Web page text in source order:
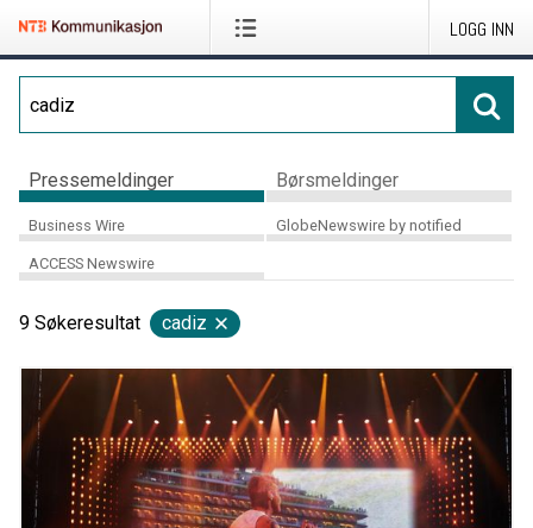
LOGG INN
Pressemeldinger Børsmeldinger
Business Wire GlobeNewswire by notified
ACCESS Newswire
9 Søkeresultat cadiz